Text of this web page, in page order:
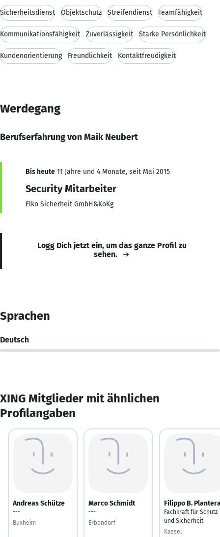
Sicherheitsdienst Objektschutz Streifendienst Teamfähigkeit
Kommunikationsfähigkeit Zuverlässigkeit Starke Persönlichkeit
Kundenorientierung Freundlichkeit Kontaktfreudigkeit
Werdegang
Berufserfahrung von Maik Neubert
Bis heute 11 Jahre und 4 Monate, seit Mai 2015
Security Mitarbeiter
Elko Sicherheit GmbH&KoKg
Logg Dich jetzt ein, um das ganze Profil zu
sehen.
Sprachen
Deutsch
XING Mitglieder mit ähnlichen
Profilangaben
Andreas Schütze
---
Buxheim
Marco Schmidt
---
Erbendorf
Filippo B.
Fachkraft für Schutz
und Sicherheit
Kassel